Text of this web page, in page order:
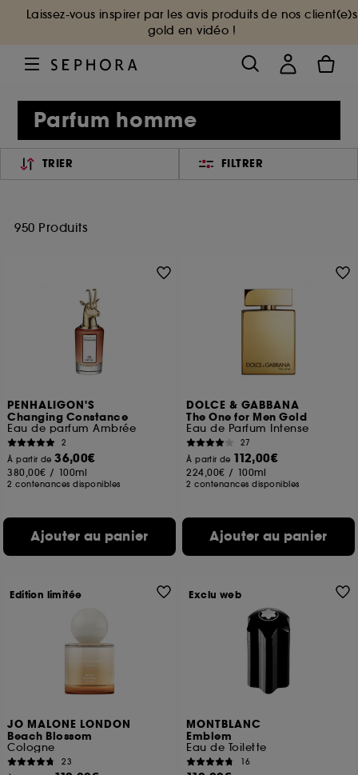
Laissez-vous inspirer par les avis produits de nos client(e)s
gold en vidéo !
Parfum homme
TRIER FILTRER
950 Produits
PENHALIGON'S
Changing Constance
Eau de parfum Ambrée
2
À partir de36,00€
380,00€ / 100ml
2 contenances disponibles
Ajouter au panier
DOLCE & GABBANA
The One for Men Gold
Eau de Parfum Intense
27
À partir de 112,00€
224,00€ / 100ml
2 contenances disponibles
Ajouter au panier
JO MALONE LONDON
Beach Blossom
Cologne
23
Edition limitée
MONTBLANC
Emblem
Eau de Toilette
16
Exclu web